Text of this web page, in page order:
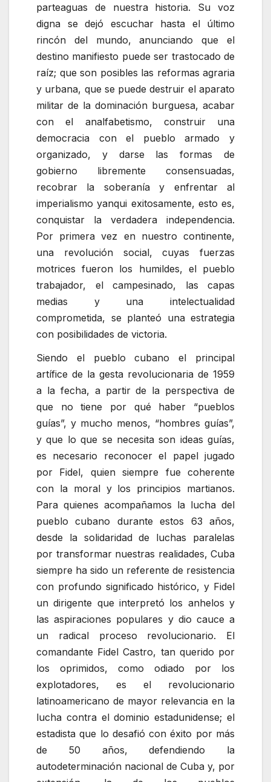
parteaguas de nuestra historia. Su voz
digna se dejó escuchar hasta el último
rincón del mundo, anunciando que el
destino manifiesto puede ser trastocado de
raíz; que son posibles las reformas agraria
y urbana, que se puede destruir el aparato
militar de la dominación burguesa, acabar
con el analfabetismo, construir una
democracia con el pueblo armado y
organizado, y darse las formas de
gobierno libremente consensuadas,
recobrar la soberanía y enfrentar al
imperialismo yanqui exitosamente, esto es,
conquistar la verdadera independencia.
Por primera vez en nuestro continente,
una revolución social, cuyas fuerzas
motrices fueron los humildes, el pueblo
trabajador, el campesinado, las capas
medias y una intelectualidad
comprometida, se planteó una estrategia
con posibilidades de victoria.
Siendo el pueblo cubano el principal
artífice de la gesta revolucionaria de 1959
a la fecha, a partir de la perspectiva de
que no tiene por qué haber
pueblos
guías , y mucho menos, hombres guías ,
y que lo que se necesita son ideas guías,
es necesario reconocer el papel jugado
por Fidel, quien siempre fue coherente
con la moral y los principios martianos.
Para quienes acompañamos la lucha del
pueblo cubano durante estos 63 años,
desde la solidaridad de luchas paralelas
por transformar nuestras realidades, Cuba
siempre ha sido un referente de resistencia
con profundo significado histórico, y Fidel
un dirigente que interpretó los anhelos y
las aspiraciones populares y dio cauce a
un radical proceso revolucionario. El
comandante Fidel Castro, tan querido por
los oprimidos, como odiado por los
explotadores, es el revolucionario
latinoamericano de mayor relevancia en la
lucha contra el dominio estadunidense; el
estadista que lo desafió con éxito por más
de 50 años, defendiendo la
autodeterminación nacional de Cuba y, por